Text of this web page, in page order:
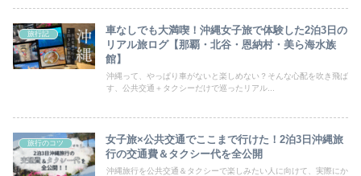
旅行記
車なしでも大満喫！沖縄女子旅で体験した2泊3日の
リアル旅ログ【那覇・北谷・恩納村・美ら海水族
館】
沖縄って、やっぱり車がないと楽しめない？そんな心配を吹き飛ば
す、公共交通＋タクシーだけで巡ったリアル...
旅行のコツ
女子旅×公共交通でここまで行けた！2泊3日沖縄旅
行の交通費＆タクシー代を全公開
沖縄旅行を公共交通＆タクシーで楽しみたい人に向けて、実際にか